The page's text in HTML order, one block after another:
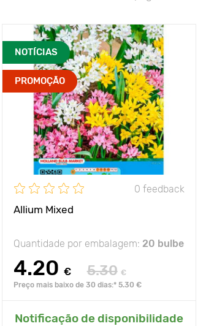
NOTÍCIAS
PROMOÇÃO
0 feedback
Allium Mixed
Quantidade por embalagem: 20 bulbe
4.20 € 5.30 €
Preço mais baixo de 30 dias:* 5.30 €
Notificação de disponibilidade
Avantages cultivar original
Hauteur 20- 25 cm
Espacement 5 - 10 cm
Position sol, sombra parcial
Résistance au gel -35 С
Adicionar ao meu jardim